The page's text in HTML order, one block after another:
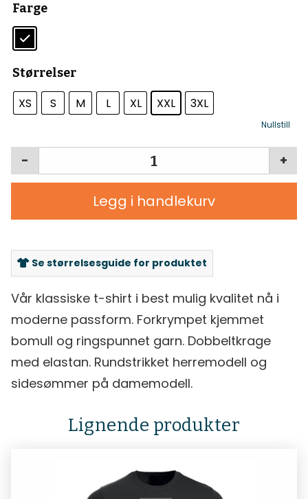
Farge
Størrelser
XS S M L XL XXL 3XL
Nullstill
+
-
Legg i handlekurv
Se størrelsesguide for produktet
Vår klassiske t-shirt i best mulig kvalitet nå i
moderne passform. Forkrympet kjemmet
bomull og ringspunnet garn. Dobbeltkrage
med elastan. Rundstrikket herremodell og
sidesømmer på damemodell.
Lignende produkter